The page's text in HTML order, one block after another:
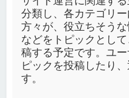
分類し、各カテゴリ
方々が、役立ちそう
などをトピックとし
稿する予定です。ユ
ピックを投稿したり
す。